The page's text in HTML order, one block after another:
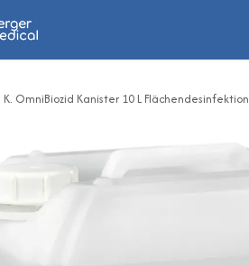
K. OmniBiozid Kanister 10 L Flächendesinfektion